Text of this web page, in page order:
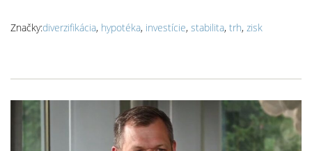
Značky:diverzifikácia, hypotéka, investície, stabilita, trh, zisk